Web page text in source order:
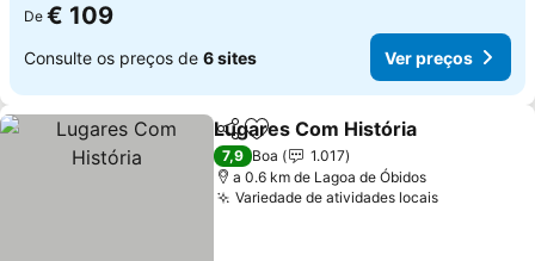
De € 109
Consulte os preços de 6 sites Ver preços
PartilharAdicionar aos favoritos
Lugares Com História
7,9 Boa
1.017
a 0.6 km de Lagoa de Óbidos
Variedade de atividades locais